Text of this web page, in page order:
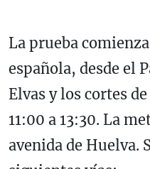
La prueba
española, desde el
Elvas y los cortes
11:00 a 13:30. La
avenida de Huelva.